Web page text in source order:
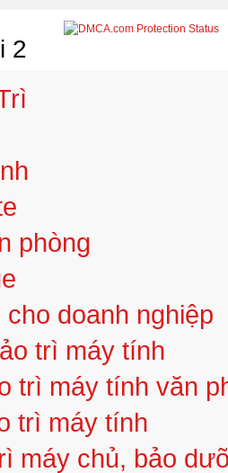
phòng
doanh nghiệp
trì máy tính
trì máy tính văn
trì máy tính
máy chủ, bảo